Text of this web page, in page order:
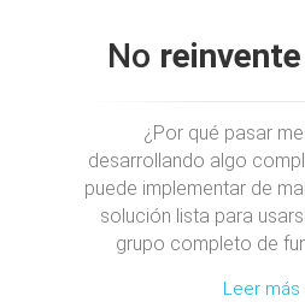
No
¿Por qué pasar
desarrollando algo
puede implementar de
solución lista para
grupo completo de
Leer más